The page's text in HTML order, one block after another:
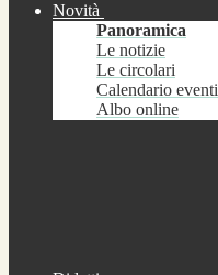
Novità
Panoramica
Le notizie
Le circolari
Calendario eventi
Albo online